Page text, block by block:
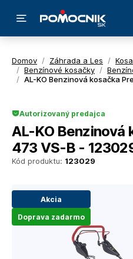
Domov / Záhrada a Les /
/ Benzínové kosačky /
/ AL-KO Benzinová kosačka
Akcia
Doprava zadarmo
Kód produktu: 123029
Autorizovaný predajca
AL-KO Benzinová
473 VS-B -